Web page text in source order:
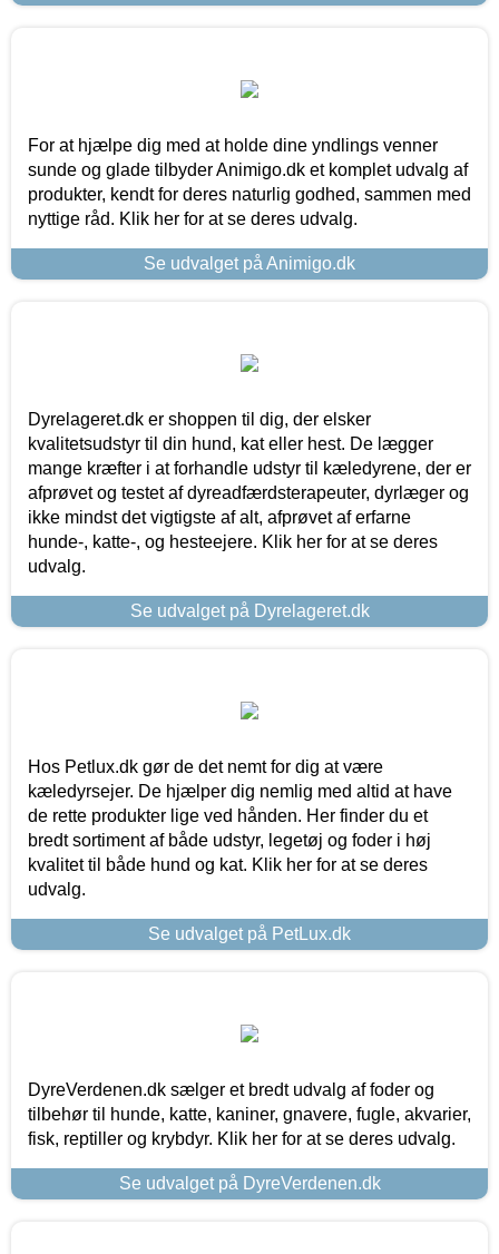
For at hjælpe dig med at holde dine yndlings venner
sunde og glade tilbyder Animigo.dk et komplet udvalg af
produkter, kendt for deres naturlig godhed, sammen med
nyttige råd. Klik her for at se deres udvalg.
Se udvalget på Animigo.dk
Dyrelageret.dk er shoppen til dig, der elsker
kvalitetsudstyr til din hund, kat eller hest. De lægger
mange kræfter i at forhandle udstyr til kæledyrene, der er
afprøvet og testet af dyreadfærdsterapeuter, dyrlæger og
ikke mindst det vigtigste af alt, afprøvet af erfarne
hunde-, katte-, og hesteejere. Klik her for at se deres
udvalg.
Se udvalget på Dyrelageret.dk
Hos Petlux.dk gør de det nemt for dig at være
kæledyrsejer. De hjælper dig nemlig med altid at have
de rette produkter lige ved hånden. Her finder du et
bredt sortiment af både udstyr, legetøj og foder i høj
kvalitet til både hund og kat. Klik her for at se deres
udvalg.
Se udvalget på PetLux.dk
DyreVerdenen.dk sælger et bredt udvalg af foder og
tilbehør til hunde, katte, kaniner, gnavere, fugle, akvarier,
fisk, reptiller og krybdyr. Klik her for at se deres udvalg.
Se udvalget på DyreVerdenen.dk